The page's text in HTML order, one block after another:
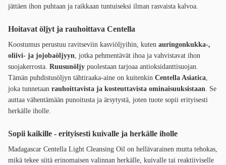
jättäen ihon puhtaan ja raikkaan tuntuiseksi ilman rasvaista kalvoa.
Hoitavat öljyt ja rauhoittava Centella
Koostumus perustuu ravitseviin kasviöljyihin, kuten auringonkukka-,
oliivi- ja jojobaöljyyn, jotka pehmentävät ihoa ja vahvistavat ihon
suojakerrosta. Ruusunöljy puolestaan tarjoaa antioksidanttisuojan.
Tämän puhdistusöljyn tähtiraaka-aine on kuitenkin Centella Asiatica,
joka tunnetaan rauhoittavista ja kosteuttavista ominaisuuksistaan. Se
auttaa vähentämään punoitusta ja ärsytystä, joten tuote sopii erityisesti
herkälle iholle.
Sopii kaikille - erityisesti kuivalle ja herkälle iholle
Madagascar Centella Light Cleansing Oil on hellävarainen mutta tehokas,
mikä tekee siitä erinomaisen valinnan herkälle, kuivalle tai reaktiiviselle